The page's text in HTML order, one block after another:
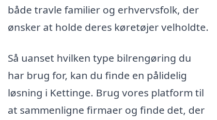
både travle familier og erhvervsfolk, der
ønsker at holde deres køretøjer velholdte.
Så uanset hvilken type bilrengøring du
har brug for, kan du finde en pålidelig
løsning i Kettinge. Brug vores platform til
at sammenligne firmaer og finde det, der